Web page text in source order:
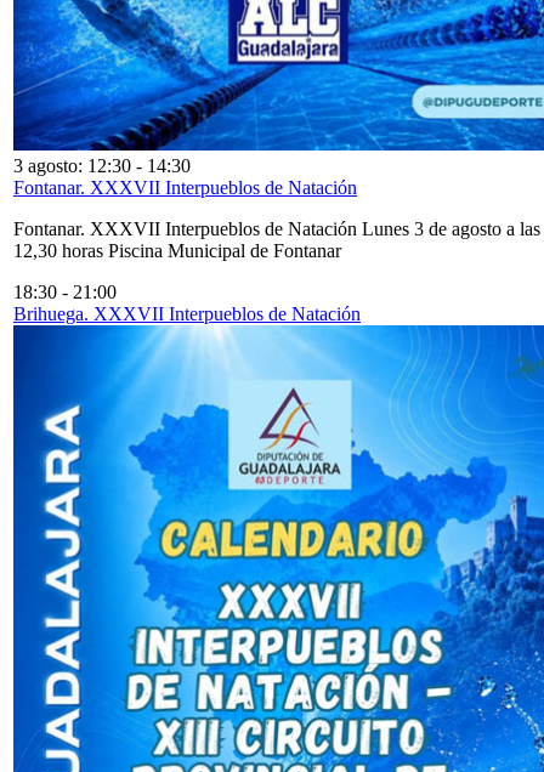
3 agosto: 12:30 - 14:30
Fontanar. XXXVII Interpueblos de Natación
Fontanar. XXXVII Interpueblos de Natación Lunes 3 de agosto a las
12,30 horas Piscina Municipal de Fontanar
18:30 - 21:00
Brihuega. XXXVII Interpueblos de Natación